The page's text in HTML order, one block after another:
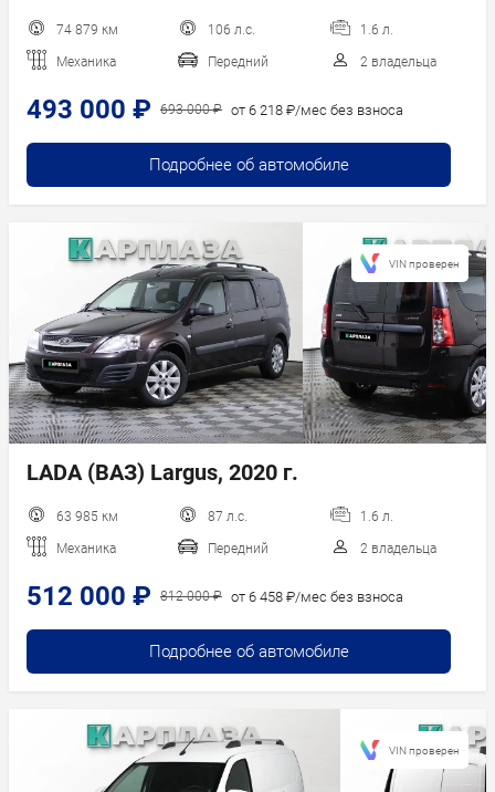
74 879 км 106 л.с. 1.6 л.
Механика Передний 2 владельца
493 000 ₽ 693 000 ₽ от 6 218 ₽/мес без взноса
Подробнее об автомобиле
LADA (ВАЗ) Largus, 2020 г.
63 985 км 87 л.с. 1.6 л.
Механика Передний 2 владельца
512 000 ₽ 812 000 ₽ от 6 458 ₽/мес без взноса
Подробнее об автомобиле
VIN проверен
VIN проверен